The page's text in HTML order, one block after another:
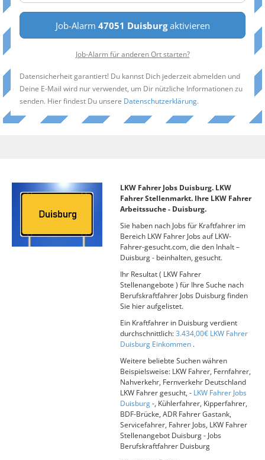
Job-Alarm 47051 Duisburgaktivieren
Job-Alarm für anderen Ort starten?
Datensicherheit garantiert! Du kannst Dich jederzeit abmelden und
Deine E-Mail wird nur verwendet, um Dir nützliche Informationen zu
senden. Hier findest Du unsere Datenschutzerklärung.
LKW Fahrer Jobs Duisburg. LKW
Fahrer Stellenmarkt. Ihre LKW Fahrer
Arbeitssuche - Duisburg.
Sie haben nach Jobs für Kraftfahrer im
Bereich LKW Fahrer Jobs auf LKW-
Fahrer-gesucht.com, die den Inhalt –
Duisburg - beinhalten, gesucht.
Ihr Resultat ( LKW Fahrer
Stellenangebote ) für Ihre Suche nach
Berufskraftfahrer Jobs Duisburg finden
Sie hier aufgelistet.
Ein Kraftfahrer in Duisburg verdient
durchschnittlich:3.434,00€ LKW Fahrer
Duisburg Einkommen .
Weitere beliebte Suchen währen
Beispielsweise: LKW Fahrer, Fernfahrer,
Nahverkehr, Fernverkehr Deutschland
LKW Fahrer gesucht, - LKW Fahrer Jobs
Duisburg-, Kühlerfahrer, Kipperfahrer,
BDF-Brücke, ADR Fahrer Gastank,
Servicefahrer, Fahrer Jobs, LKW Fahrer
Stellenangebot Duisburg - Jobs
Berufskraftfahrer Duisburg